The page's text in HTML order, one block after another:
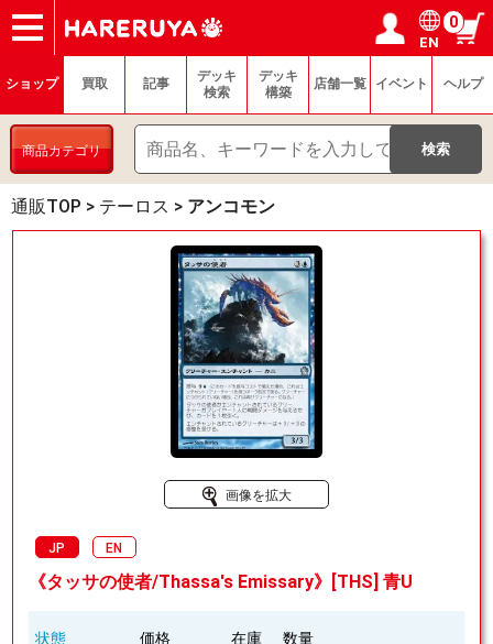
ショップ
買取
記事
デッキ検索
デッキ構築
選手一覧
店舗一覧
イベント
ヘルプ
お問い合わせ ログイン／会員登録
マイページ
EN
0
ショップ 買取 記事
デッキ
検索
デッキ
構築
店舗一覧 イベント ヘルプ
商品カテゴリ
通販TOP > テーロス > アンコモン
画像を拡大
JP EN
《タッサの使者/Thassa's Emissary》[THS] 青U
状態 価格 在庫 数量